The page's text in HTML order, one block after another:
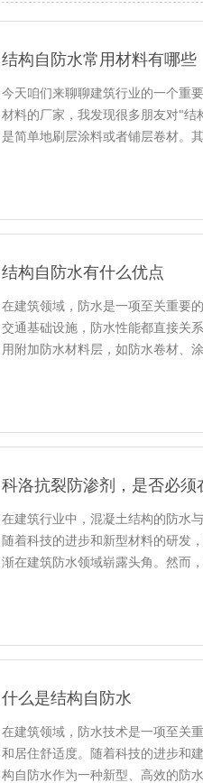
结构自防水常用材料有哪些
今天咱们来聊聊建筑行业的一个重
材料的厂家，我发现很多朋友对"
是简单地刷层涂料或者铺层卷材。
结构自防水有什么优点
在建筑领域，防水是一项至关重要
交通基础设施，防水性能都直接关
用附加防水材料层，如防水卷材、
科洛抗裂防渗剂，是否必须
在建筑行业中，混凝土结构的防水
随着科技的进步和新型材料的研发
渐在建筑防水领域崭露头角。然而
什么是结构自防水
在建筑领域，防水技术是一项至关
和居住舒适度。随着科技的进步和
构自防水作为一种新型、高效的防